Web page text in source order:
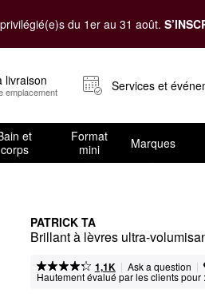
du 1er au 31 août.
livraison
emplacement Services et
et
corps
Format
mini
Marques
PATRICK TA
Brillant à lèvres ultra-
1,1K | Ask a question |
Hautement évalué par les clients pour :